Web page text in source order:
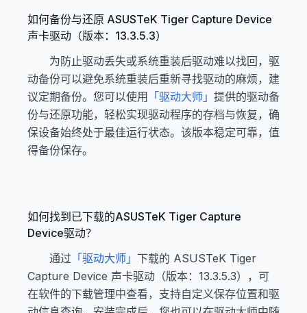
如何备份与还原 ASUSTeK Tiger Capture Device
声卡驱动（版本：13.3.5.3）
为防止驱动丢失或系统重装后驱动难以找回，驱
动备份可以避免系统重装后重新寻找驱动的麻烦，建
议定期备份。您可以使用
「驱动大师」 提供的驱动备
份与还原功能，轻松实现驱动程序的存档与恢复，确
保设备始终处于最佳运行状态。该版本稳定可靠，值
得备份保存。
如何找到已下载的ASUSTeK Tiger Capture
Device驱动？
通过 「驱动大师」 下载的 ASUSTeK Tiger
Capture Device 声卡驱动（版本：13.3.5.3），可
在软件的下载管理中查看，支持自定义保存位置和驱